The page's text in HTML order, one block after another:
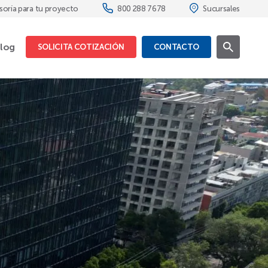
para tu proyecto 800 288 7678 Sucursales
SOLICITA COTIZACIÓN CONTACTO